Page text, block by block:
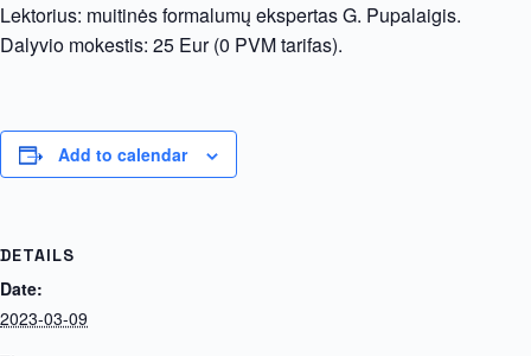
Lektorius: muitinės formalumų ekspertas G. Pupalaigis.
Dalyvio mokestis: 25 Eur (0 PVM tarifas).
Add to calendar
DETAILS
Date:
2023-03-09